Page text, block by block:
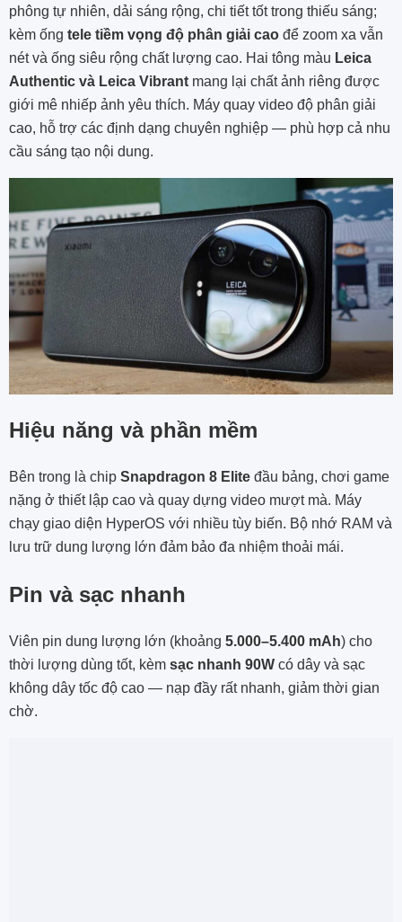
phông tự nhiên, dải sáng rộng, chi tiết tốt trong thiếu sáng;
kèm ống tele tiềm vọng độ phân giải cao để zoom xa vẫn
nét và ống siêu rộng chất lượng cao. Hai tông màu Leica
Authentic và Leica Vibrant mang lại chất ảnh riêng được
giới mê nhiếp ảnh yêu thích. Máy quay video độ phân giải
cao, hỗ trợ các định dạng chuyên nghiệp — phù hợp cả nhu
cầu sáng tạo nội dung.
Hiệu năng và phần mềm
Bên trong là chip Snapdragon 8 Elite đầu bảng, chơi game
nặng ở thiết lập cao và quay dựng video mượt mà. Máy
chạy giao diện HyperOS với nhiều tùy biến. Bộ nhớ RAM và
lưu trữ dung lượng lớn đảm bảo đa nhiệm thoải mái.
Pin và sạc nhanh
Viên pin dung lượng lớn (khoảng 5.000–5.400 mAh) cho
thời lượng dùng tốt, kèm sạc nhanh 90W có dây và sạc
không dây tốc độ cao — nạp đầy rất nhanh, giảm thời gian
chờ.